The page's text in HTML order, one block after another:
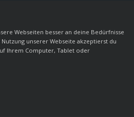
Webseiten besser an deine Bedürfnisse
unserer Webseite akzeptierst du
Ihrem Computer, Tablet oder